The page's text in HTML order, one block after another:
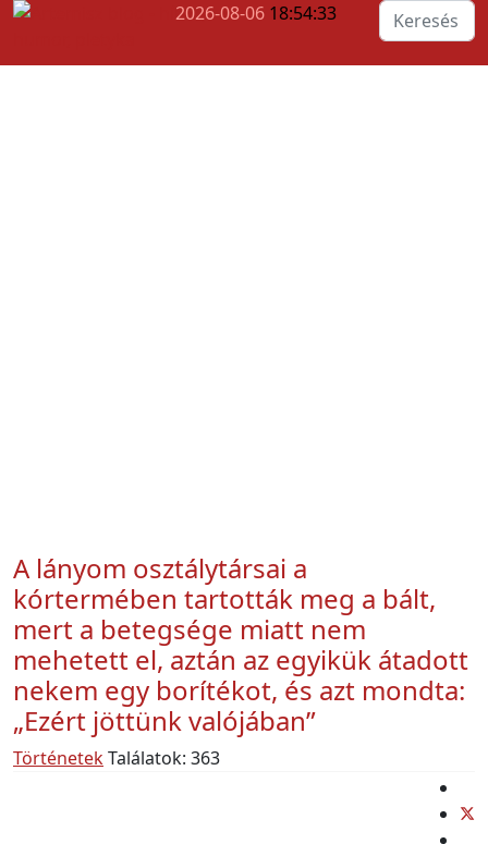
2026-08-06 18:54:34 Keresés...
A lányom osztálytársai a
kórtermében tartották meg a bált,
mert a betegsége miatt nem
mehetett el, aztán az egyikük átadott
nekem egy borítékot, és azt mondta:
„Ezért jöttünk valójában”
TörténetekTalálatok: 363